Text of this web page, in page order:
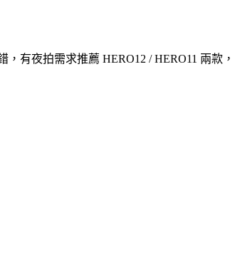
有夜拍需求推薦 HERO12 / HERO11 兩款，